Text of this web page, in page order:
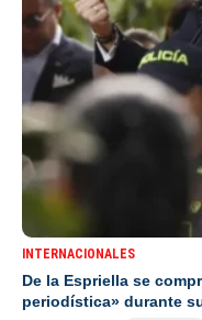
INTERNACIONALES
De la Espriella se
periodística» durante